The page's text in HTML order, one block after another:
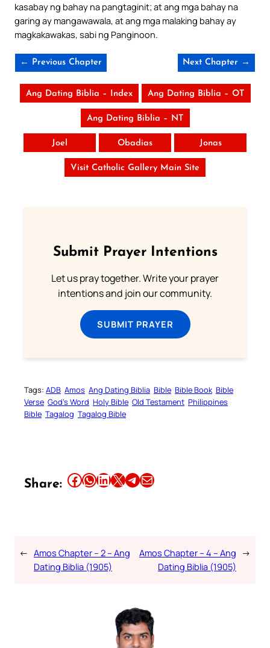
kasabay ng bahay na pangtaginit; at ang mga bahay na
garing ay mangawawala, at ang mga malaking bahay ay
magkakawakas, sabi ng Panginoon.
← Previous Chapter Next Chapter →
Ang Dating Biblia – Index Ang Dating Biblia – OT
Ang Dating Biblia – NT
Joel Obadias Jonas
Visit Catholic Gallery Main Site
Submit Prayer Intentions
Let us pray together. Write your prayer
intentions and join our community.
SUBMIT PRAYER
Tags: ADB Amos Ang Dating Biblia Bible Bible Book Bible
Verse God’s Word Holy Bible Old Testament Philippines
Bible Tagalog Tagalog Bible
Share: Share this article on Facebook Share this article on WhatsApp Share this article on LinkedIn Share this article on X Share this article on TelegramEmail this Article
← Amos Chapter – 2 – Ang
Dating Biblia (1905)
Amos Chapter – 4 – Ang
Dating Biblia (1905)
→